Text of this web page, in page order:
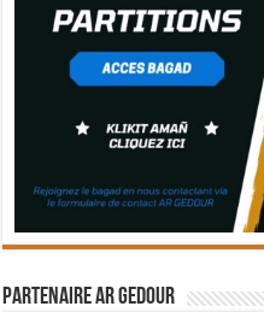
Partenaire Ar Gedour